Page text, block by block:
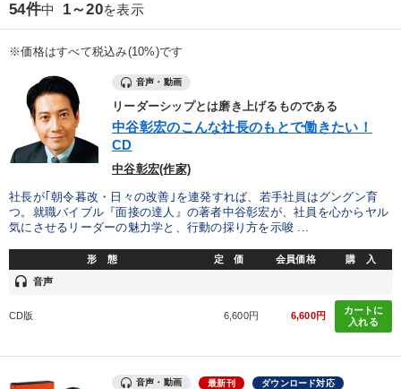
ます
カテゴリー
優秀各社の智恵と戦略 事業家のロマンと経営
若手異才経営者の発想
テーマ
後継社長・アトツギ
54件中 1～20を表示
※価格はすべて税込み(10%)です
音声・動画
リーダーシップとは磨き上げるものである
中谷彰宏のこんな社長のもとで働きたい！
CD
中谷彰宏(作家)
社長が｢朝令暮改・日々の改善｣を連発すれば、若手社員はグングン育
つ。就職バイブル『面接の達人』の著者中谷彰宏が、社員を心からヤル
気にさせるリーダーの魅力学と、行動の採り方を示唆 ...
形 態 定 価 会員価格 購 入
headset 音声
CD版 6,600円 6,600円
カートに
入れる
音声・動画 最新刊 ダウンロード対応